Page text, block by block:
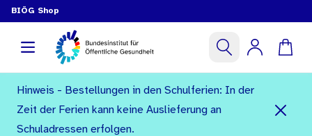
BIÖG Shop
Hinweis - Bestellungen in den Schulferien: In der
Zeit der Ferien kann keine Auslieferung an
Schuladressen erfolgen.